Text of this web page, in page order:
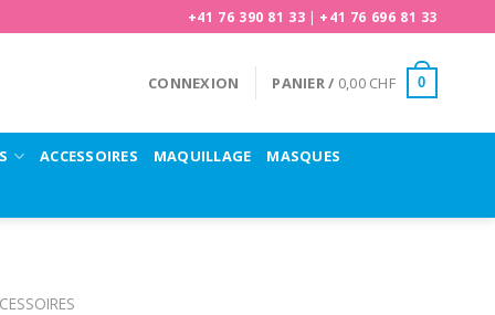
+41 76 390 81 33 | +41 76 696 81 33
CONNEXION PANIER / 0,00 CHF 0
ACCESSOIRES MAQUILLAGE MASQUES